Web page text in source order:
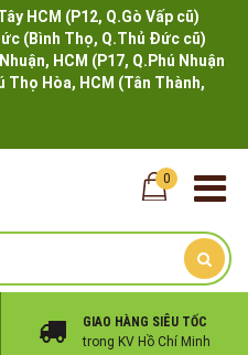
HCM (P12, Q.Gò Vấp cũ)
(Bình Thọ, Q.Thủ Đức cũ)
HCM (P17, Q.Phú Nhuận
Thọ Hòa, HCM (Tân Thành,
0
GIAO HÀNG SIÊU TỐC
trong KV Hồ Chí Minh